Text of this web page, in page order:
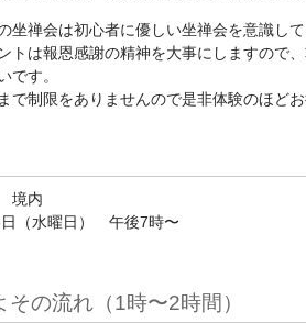
坐禅会は初心者に優しい坐禅会を意識し
トは報恩感謝の精神を大事にしますので
です。
で制限をありませんので是非体験のほど
境内
日（水曜日） 午後7時〜
の流れ（1時〜2時間）